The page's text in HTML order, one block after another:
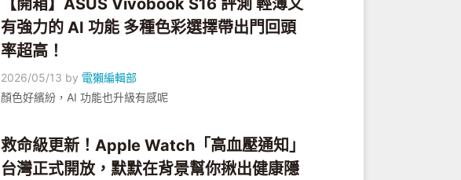
有強力的 AI 功能 多種色彩選擇帶出門回頭
率超高！
2026/05/13 by 電獺編輯部
顏色好繽紛，AI 功能也升級有感呢
救命級更新！Apple Watch「高血壓通知」
台灣正式開放，默默在背景幫你揪出健康隱